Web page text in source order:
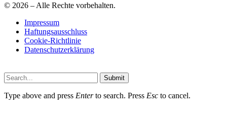
© 2026 – Alle Rechte vorbehalten.
Impressum
Haftungsausschluss
Cookie-Richtlinie
Datenschutzerklärung
Submit
Type above and press Enterto search. Press Esc to cancel.